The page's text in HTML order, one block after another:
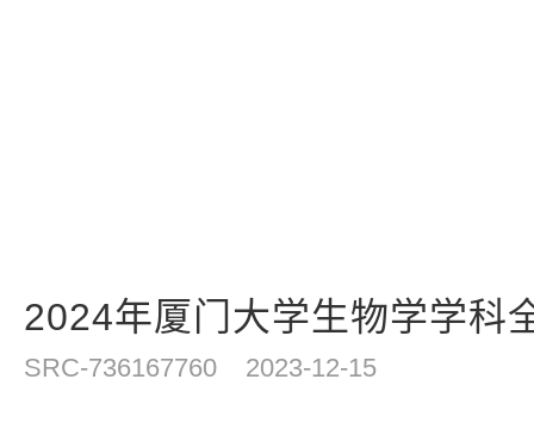
2024年厦门大学生物学学科
SRC-736167760 2023-12-15